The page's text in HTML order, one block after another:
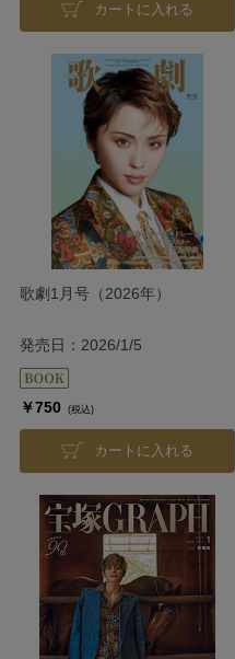
カートに入れる
歌劇1月号（2026年）
発売日：2026/1/5
￥750 (税込)
カートに入れる